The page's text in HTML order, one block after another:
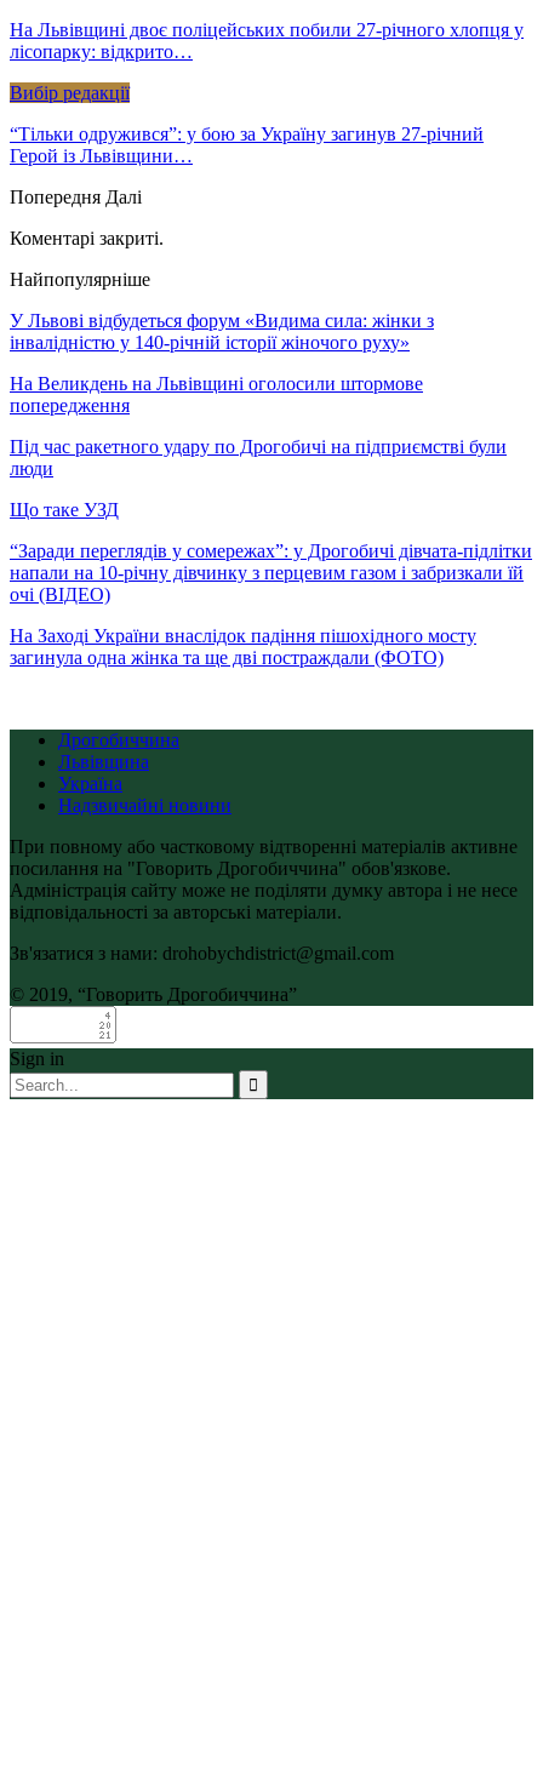
На Львівщині двоє поліцейських побили 27-річного хлопця у
лісопарку: відкрито…
Вибір редакції
“Тільки одружився”: у бою за Україну загинув 27-річний
Герой із Львівщини…
Попередня Далі
Коментарі закриті.
Найпопулярніше
У Львові відбудеться форум «Видима сила: жінки з
інвалідністю у 140-річній історії жіночого руху»
На Великдень на Львівщині оголосили штормове
попередження
Під час ракетного удару по Дрогобичі на підприємстві були
люди
Що таке УЗД
“Заради переглядів у сомережах”: у Дрогобичі дівчата-підлітки
напали на 10-річну дівчинку з перцевим газом і забризкали їй
очі (ВІДЕО)
На Заході України внаслідок падіння пішохідного мосту
загинула одна жінка та ще дві постраждали (ФОТО)
Дрогобиччина
Львівщина
Україна
Надзвичайні новини
При повному або частковому відтворенні матеріалів активне
посилання на "Говорить Дрогобиччина" обов'язкове.
Адміністрація сайту може не поділяти думку автора і не несе
відповідальності за авторські матеріали.
Зв'язатися з нами: drohobychdistrict@gmail.com
© 2019, “Говорить Дрогобиччина”
Sign in